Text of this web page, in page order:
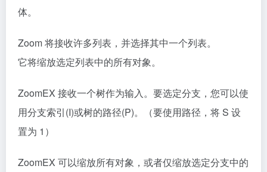
体。
Zoom 将接收许多列表，并选择其中一个列表。
它将缩放选定列表中的所有对象。
ZoomEX 接收一个树作为输入。要选定分支，您可以使
用分支索引(I)或树的路径(P)。（要使用路径，将 S 设
置为 1）
ZoomEX 可以缩放所有对象，或者仅缩放选定分支中的